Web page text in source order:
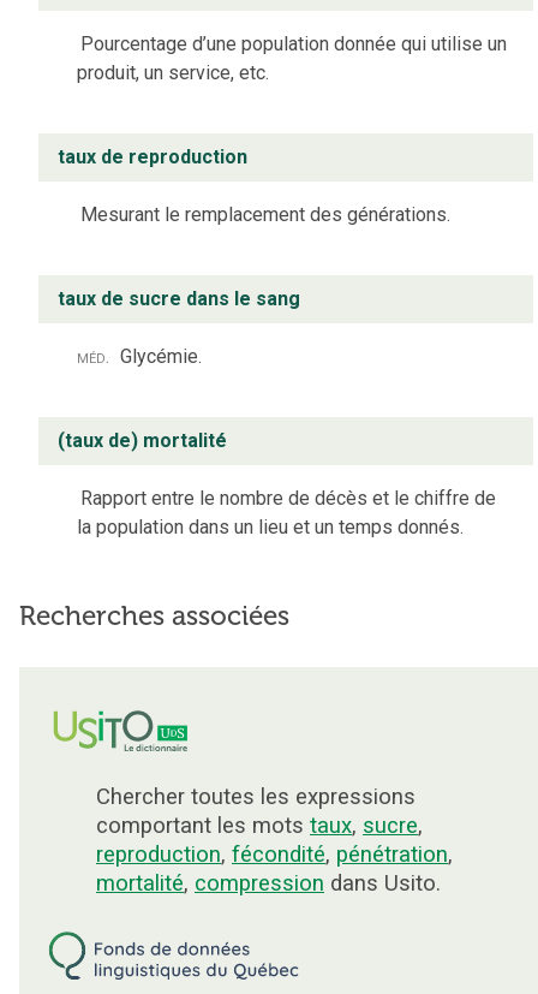
Pourcentage d’une population donnée qui utilise un
produit, un service, etc.
taux de reproduction
Mesurant le remplacement des générations.
taux de sucre dans le sang
méd. Glycémie.
(taux de) mortalité
Rapport entre le nombre de décès et le chiffre de
la population dans un lieu et un temps donnés.
Recherches associées
Chercher toutes les expressions
comportant les mots taux, sucre,
reproduction, fécondité, pénétration,
mortalité, compression dans Usito.